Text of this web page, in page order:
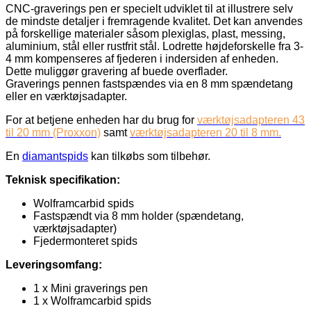
CNC-graverings pen er specielt udviklet til at illustrere selv
de mindste detaljer i fremragende kvalitet. Det kan anvendes
på forskellige materialer såsom plexiglas, plast, messing,
aluminium, stål eller rustfrit stål. Lodrette højdeforskelle fra 3-
4 mm kompenseres af fjederen i indersiden af ​​enheden.
Dette muliggør gravering af buede overflader.
Graverings pennen fastspændes via en 8 mm spændetang
eller en værktøjsadapter.
For at betjene enheden har du brug for værktøjsadapteren 43
til 20 mm (Proxxon) samtværktøjsadapteren 20 til 8 mm.
En diamantspids kan tilkøbs som tilbehør.
Teknisk specifikation:
Wolframcarbid spids
Fastspændt via 8 mm holder (spændetang,
værktøjsadapter)
Fjedermonteret spids
Leveringsomfang:
1 x Mini graverings pen
1 x Wolframcarbid spids